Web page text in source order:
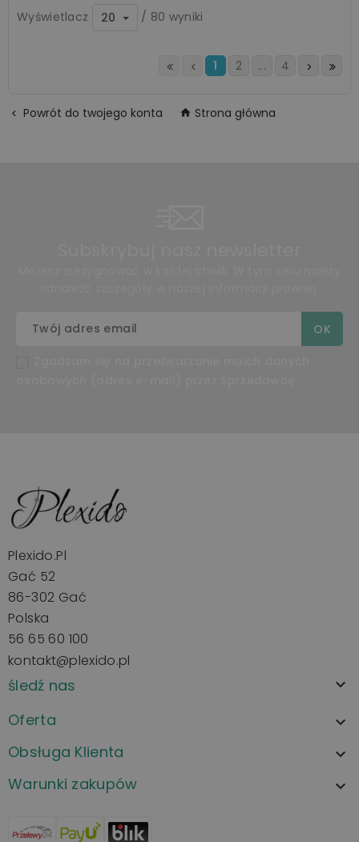
Wyświetlacz 20 / 80 wyniki
1 2 ... 4
 Powrót do twojego konta  Strona główna
Plexido.pl
Gać 52
86-302 Gać
Polska
56 65 60 100
kontakt@plexido.pl
śledź nas 
Oferta 
Obsługa Klienta 
Warunki zakupów 